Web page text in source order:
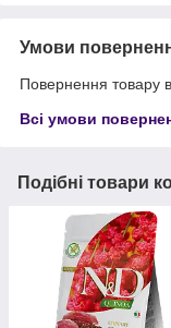
Умови
Повернення товару
Всі умови
Подібні товари